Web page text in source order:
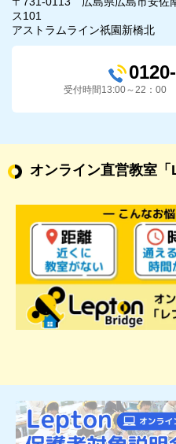
ス101
アストラムライン祇園新橋北
受付時間13:00～22：00
オンライン直営教室